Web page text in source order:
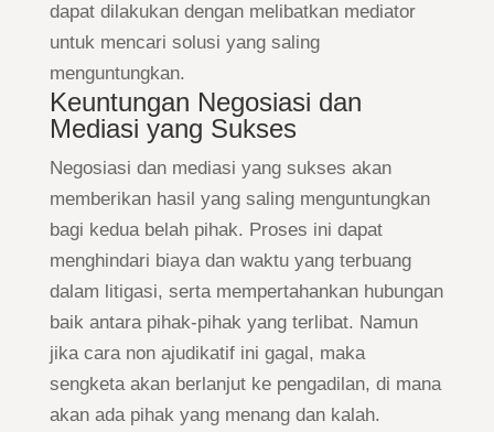
dapat dilakukan dengan melibatkan mediator
untuk mencari solusi yang saling
menguntungkan.
Keuntungan Negosiasi dan
Mediasi yang Sukses
Negosiasi dan mediasi yang sukses akan
memberikan hasil yang saling menguntungkan
bagi kedua belah pihak. Proses ini dapat
menghindari biaya dan waktu yang terbuang
dalam litigasi, serta mempertahankan hubungan
baik antara pihak-pihak yang terlibat. Namun
jika cara non ajudikatif ini gagal, maka
sengketa akan berlanjut ke pengadilan, di mana
akan ada pihak yang menang dan kalah.